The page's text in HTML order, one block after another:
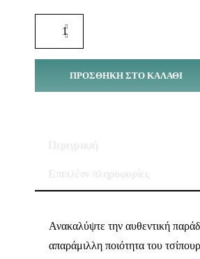
ΠΡΟΣΘΉΚΗ ΣΤΟ ΚΑΛΆΘΙ
Ανακαλύψτε την αυθεντική
απαράμιλλη ποιότητα του